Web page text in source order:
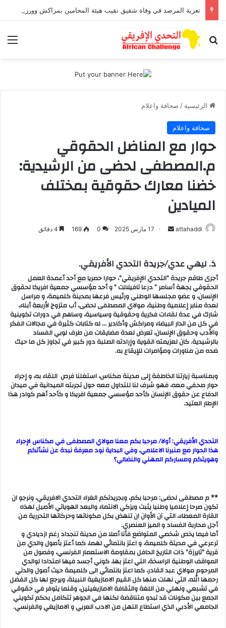
بحث عن
الرئيسية / صحافة واعلام
صحافة واعلام
حوار مع المناضل الحقوقي
م.المصطفى لحضى من الرشيدية:
خضنا معارك حقوقية بمختلف
الميادين
attahaddi
ل
ب
ر
د
ا
ل
ت
ر
و
17 مارس 2025 0
169
ذ. ليهي عدي/جريدة التحدي الأفريقي.
أجرى طاقم جريدة “التحدي الإفريقي”، حوارا حصريا مع أحد أعمدة العمل
الحقوقي بجهة أسامر ” درعا تافيلالت ” و أحد مؤسسي جمعية افريكا لحقوق
الإنسان، و عضو مجلسها الوطني ورئيس فرعها بمدينة كلميمة، و مراسل
لعدة منابر إعلامية وطنية، مولاي المصطفى لحضى، أب متزوج لأربعة أبناء،
شارك في عدة لقاءات فكرية وحقوقية وسياسية، وساهم في دورات تكوينية
في كل من الدار البيضاء ومراكش وأكادير … له كتابات كثيرة في مجالات الفكر
والأدب وحقوق الإنسان، تعرض لعدة مضايقات من طرف لوبي الفساد
بالرشيدية. كان لعزيمته القوية وإرادته الصلبة دور كبير في تجاوز كل ما حيك
ضده من مناورات ومؤامرات للإيقاع به.
وبمناسبة زيارتنا الخاطفة إلى مدينة مكناس، استغلنا فرص اللقاء به، و إجراء
حوار صحفي معه، فهو شرف لنا للتداول معه حول تجربته الميدانية في ميدان
الدفاع عن حقوق الإنسان كأحد مؤسسي جمعية افريكا و كأحد أهم كوادر هذا
الإطار العتيد.
التحدي الأفريقي: أولا/ مرحبا بكم معنا مولاي المصطفى في مكناس لإجراء
هذا الحوار مع منبرنا الاعلامي، وفي البداية نود معرفة نبدة عن نشأتكم
وهويتكم ومساركم المهني والنضالي؟
** م مصطفى لحضى: مرحبا بكم، وبجريدتكم الغراء التحدي الافريقي، ونرجو ان
تكون صرحا إعلاميا وطنيا يثبت ويزكي الانتماء والبعد الهوياتي الأصيل لهذه
القارة المعطاء، التي آن الأوان ان تنهض بكل مكوناتها وحركاتها التحررية من
أجل محاربة الفساد و الميز العنصري.
أما فيما يخص شخصي المتواضع فأنا أصلا من مدينة تنجداد رغم ازديادي و
ترعرعي في مديتة كلميمة، و اعتز بانتمائي لهما، كما أعتز بأصول والدي من
قرية “تايرزة” ذات التاريخ الحافل بمقاومة الاستعمار الفرنسي، وفصول من
المواقف الوطنية الراسخة، التي اعتز بها، كوني أجسد فيها امتدادا لوالدي
المرحوم مولاي عبد القادر، كما اعتز بانتمائي الى كلميمة حيث أصول والدتي
رحمها الله، التي نهلت منها كل القيم الامازيغية النبيلة، ويرجع لها كل الفضل
في تشبعي ونهلي من اللغة والثقافة الامازيغيتين، وقلما يتوفر في حقوقي
الجمع بين مكونات قد تبدو متناقضة لكنها في الجوهر تتكامل بحكم تكويني
الجامعي الأدبي الذي استطاع النهل من الادب العربي و الامازيغي والفرنسي.